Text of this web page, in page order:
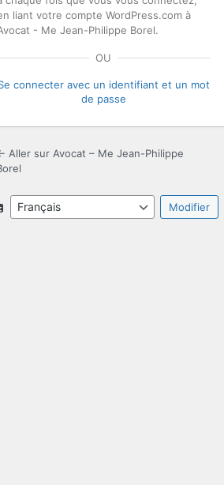
liant votre compte WordPress.com à
- Me Jean-Philippe Borel.
OU
connecter avec un identifiant et un mot
de passe
Aller sur Avocat – Me Jean-Philippe
Langue